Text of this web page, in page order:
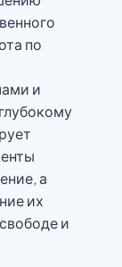
по
и
а
их
и